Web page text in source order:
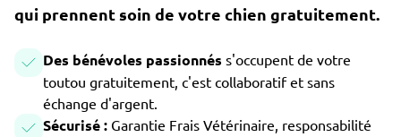
qui prennent soin de votre chien gratuitement.
Des bénévoles passionnés s'occupent de votre
toutou gratuitement, c'est collaboratif et sans
échange d'argent.
Sécurisé : Garantie Frais Vétérinaire, responsabilité